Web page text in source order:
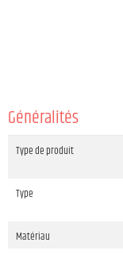
Généralités
Type de produit
Type
Matériau